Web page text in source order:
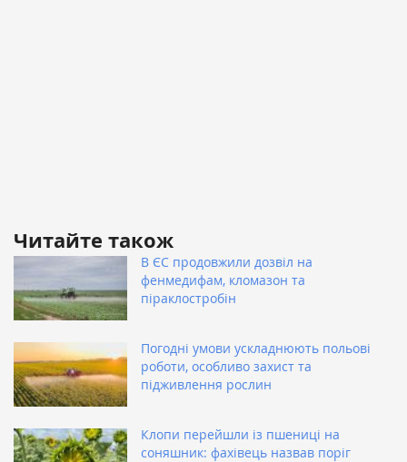
Читайте також
В ЄС продовжили дозвіл на
фенмедифам, кломазон та
піраклостробін
Погодні умови ускладнюють польові
роботи, особливо захист та
підживлення рослин
Клопи перейшли із пшениці на
соняшник: фахівець назвав поріг